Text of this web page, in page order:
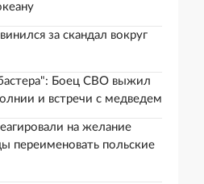
за скандал вокруг
Боец СВО выжил
и встречи с медведем
на желание
переименовать польские